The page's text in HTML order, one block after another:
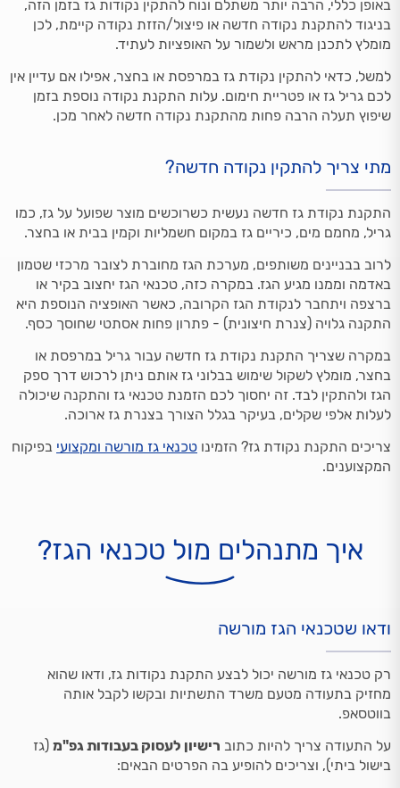
באופן כללי, הרבה יותר משתלם ונוח להתקין נקודות גז בזמן הזה,
בניגוד להתקנת נקודה חדשה או פיצול/הזזת נקודה קיימת, לכן
מומלץ לתכנן מראש ולשמור על האופציות לעתיד.
למשל, כדאי להתקין נקודת גז במרפסת או בחצר, אפילו אם עדיין אין
לכם גריל גז או פטריית חימום. עלות התקנת נקודה נוספת בזמן
שיפוץ תעלה הרבה פחות מהתקנת נקודה חדשה לאחר מכן.
מתי צריך להתקין נקודה חדשה?
התקנת נקודת גז חדשה נעשית כשרוכשים מוצר שפועל על גז, כמו
גריל, מחמם מים, כיריים גז במקום חשמליות וקמין בבית או בחצר.
לרוב בבניינים משותפים, מערכת הגז מחוברת לצובר מרכזי שטמון
באדמה וממנו מגיע הגז. במקרה כזה, טכנאי הגז יחצוב בקיר או
ברצפה ויתחבר לנקודת הגז הקרובה, כאשר האופציה הנוספת היא
התקנה גלויה (צנרת חיצונית) - פתרון פחות אסתטי שחוסך כסף.
במקרה שצריך התקנת נקודת גז חדשה עבור גריל במרפסת או
בחצר, מומלץ לשקול שימוש בבלוני גז אותם ניתן לרכוש דרך ספק
הגז ולהתקין לבד. זה יחסוך לכם הזמנת טכנאי גז והתקנה שיכולה
לעלות אלפי שקלים, בעיקר בגלל הצורך בצנרת גז ארוכה.
צריכים התקנת נקודת גז? הזמינו טכנאי גז מורשה ומקצועי בפיקוח
המקצוענים.
איך מתנהלים מול טכנאי הגז?
ודאו שטכנאי הגז מורשה
רק טכנאי גז מורשה יכול לבצע התקנת נקודות גז, ודאו שהוא
מחזיק בתעודה מטעם משרד התשתיות ובקשו לקבל אותה
בווטסאפ.
על התעודה צריך להיות כתוב רישיון לעסוק בעבודות גפ"מ (גז
בישול ביתי), וצריכים להופיע בה הפרטים הבאים: